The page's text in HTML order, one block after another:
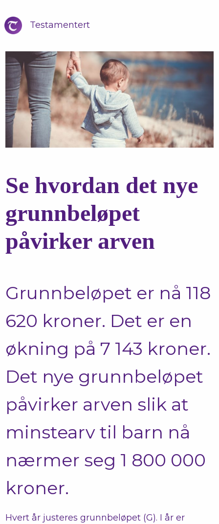
Testamentert
Se hvordan det nye
grunnbeløpet
påvirker arven
Grunnbeløpet er nå 118
620 kroner. Det er en
økning på 7 143 kroner.
Det nye grunnbeløpet
påvirker arven slik at
minstearv til barn nå
nærmer seg 1 800 000
kroner.
Hvert år justeres grunnbeløpet (G). I år er